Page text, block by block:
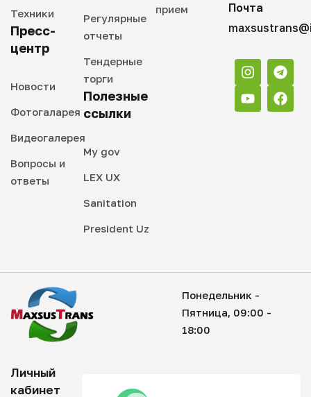
Техники
Пресс-
центр
Новости
Фотогаларея
Видеогалерея
Вопросы и
ответы
Регулярные
отчеты
Тендерные
торги
Полезные
ссылки
My gov
LEX UX
Sanitation
President Uz
прием
Почта
Понедельник -
Пятница, 09:00 -
18:00
Личный
кабинет